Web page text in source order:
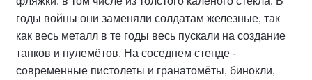
годы войны они заменяли солдатам железные, так
как весь металл в те годы весь пускали на создание
танков и пулемётов. На соседнем стенде -
современные пистолеты и гранатомёты, бинокли,